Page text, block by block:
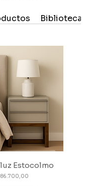
Bibliotecas
Estocolmo